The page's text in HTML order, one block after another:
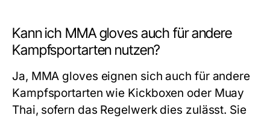
Kann ich MMA gloves auch für andere
Kampfsportarten nutzen?
Ja, MMA gloves eignen sich auch für andere
Kampfsportarten wie Kickboxen oder Muay
Thai, sofern das Regelwerk dies zulässt. Sie